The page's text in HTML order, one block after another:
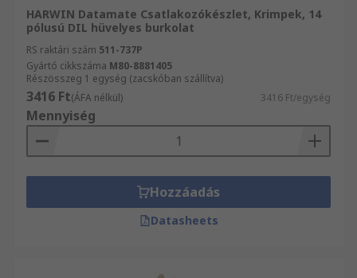
HARWIN Datamate Csatlakozókészlet, Krimpek, 14
pólusú DIL hüvelyes burkolat
RS raktári szám 511-737P
Gyártó cikkszáma M80-8881405
Részösszeg 1 egység (zacskóban szállítva)
3416 Ft(ÁFA nélkül) 3416 Ft/egység
Mennyiség
Hozzáadás
Datasheets